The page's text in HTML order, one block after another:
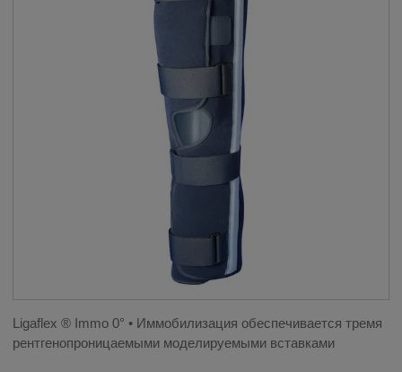
Ligaflex ® Immo 0° • Иммобилизация обеспечивается тремя
рентгенопроницаемыми моделируемыми вставками